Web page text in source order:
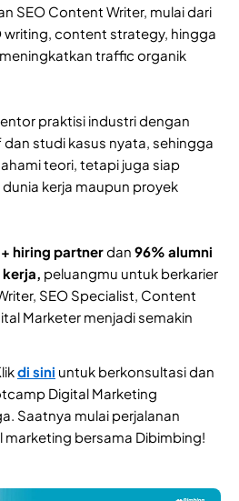
SEO Content Writer, mulai dari
writing, content strategy, hingga
traffic organik
praktisi industri dengan
studi kasus nyata, sehingga
teori, tetapi juga siap
kerja maupun proyek
hiring partnerdan 96% alumni
peluangmu untuk berkarier
SEO Specialist, Content
Marketer menjadi semakin
di sini untuk berkonsultasi dan
Digital Marketing
Saatnya mulai perjalanan
marketing bersama Dibimbing!